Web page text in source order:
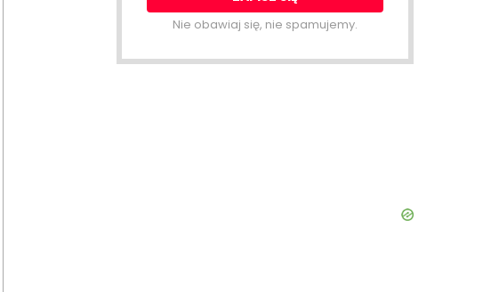
Nie obawiaj się, nie spamujemy.